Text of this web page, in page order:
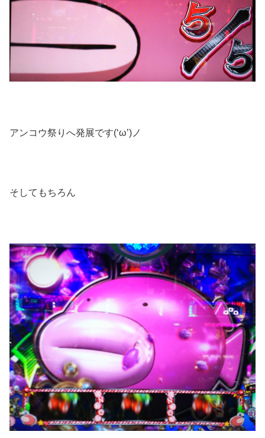
アンコウ祭りへ発展です(‘ω’)ノ
そしてもちろん